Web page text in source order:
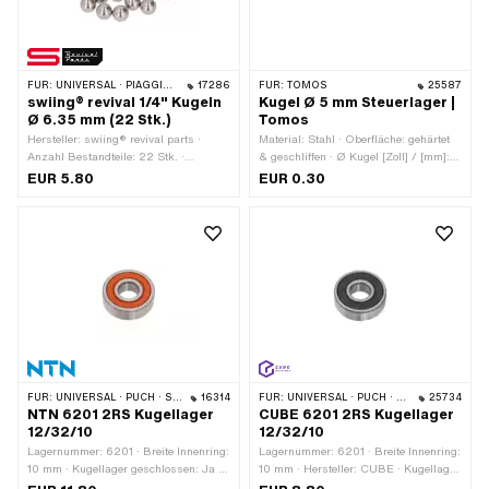
FÜR: UNIVERSAL · PIAGGIO · ZÜNDAPP BELMONDO 17286
swiing® revival 1/4" Kugeln
Ø 6.35 mm (22 Stk.)
Hersteller: swiing® revival parts ·
Anzahl Bestandteile: 22 Stk. ·
Material: Stahl · Oberfläche: gehärtet
EUR 5.80
FÜR: TOMOS 25587
Kugel Ø 5 mm Steuerlager |
Tomos
Material: Stahl · Oberfläche: gehärtet
& geschliffen · Ø Kugel [Zoll] / [mm]: 5
mm · Anzahl Bestandteile: 20 Stk. ·
EUR 0.30
FÜR: UNIVERSAL · PUCH · SACHS 16314
NTN 6201 2RS Kugellager
12/32/10
Lagernummer: 6201 · Breite Innenring:
10 mm · Kugellager geschlossen: Ja ·
FÜR: UNIVERSAL · PUCH · SACHS 25734
CUBE 6201 2RS Kugellager
12/32/10
Lagernummer: 6201 · Breite Innenring:
10 mm · Hersteller: CUBE · Kugellager